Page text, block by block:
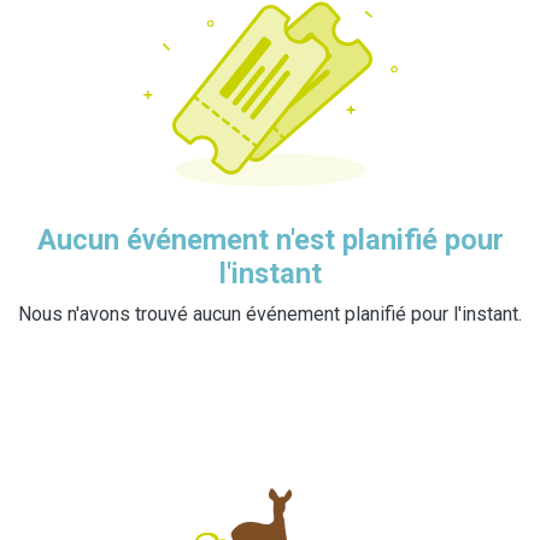
Aucun événement n'est planifié pour
l'instant
Nous n'avons trouvé aucun événement planifié pour l'instant.